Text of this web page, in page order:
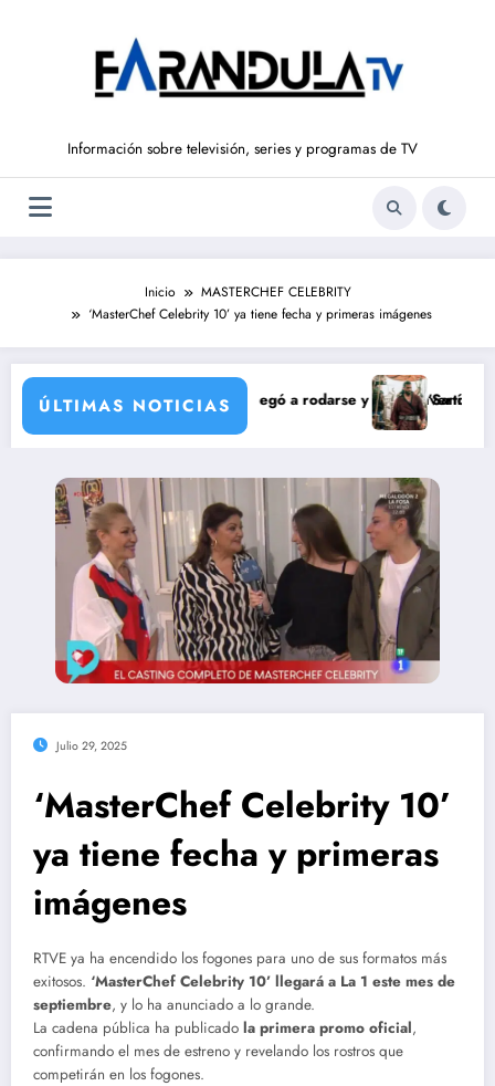
Información sobre televisión, series y programas de TV
Inicio
MASTERCHEF CELEBRITY
‘MasterChef Celebrity 10’ ya tiene fecha y primeras imágenes
ÚLTIMAS NOTICIAS
de María Castro
Ordóñez que nunca llegó a rodarse y que convertía a Isabel
‘Sandokán’
Julio 29, 2025
‘MasterChef Celebrity 10’
ya tiene fecha y primeras
imágenes
RTVE ya ha encendido los fogones para uno de sus formatos más
exitosos. ‘MasterChef Celebrity 10’ llegará a La 1 este mes de
septiembre, y lo ha anunciado a lo grande.
La cadena pública ha publicado la primera promo oficial,
confirmando el mes de estreno y revelando los rostros que
competirán en los fogones.